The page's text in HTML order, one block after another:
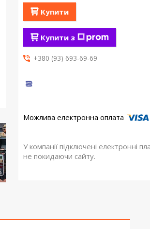
Купити
Купити з
+380 (93) 693-69-69
У компанії підключені електронні
не покидаючи сайту.